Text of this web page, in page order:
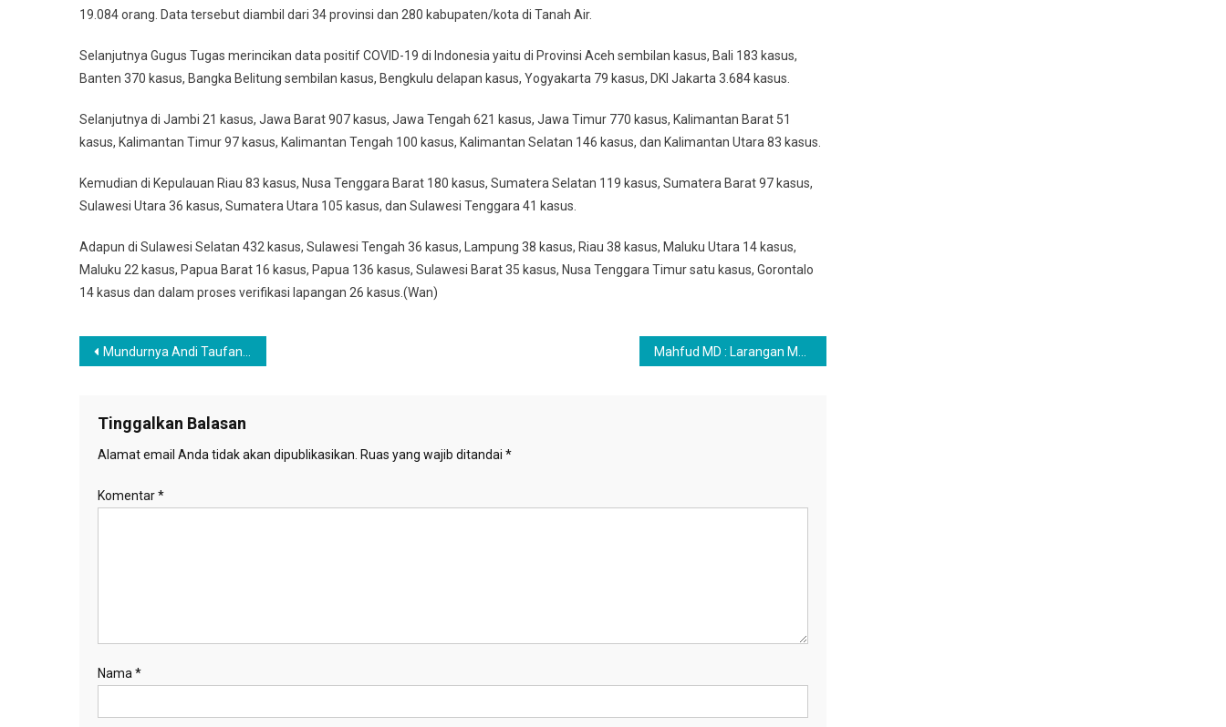
19.084 orang. Data tersebut diambil dari 34 provinsi dan 280 kabupaten/kota di Tanah Air.
Selanjutnya Gugus Tugas merincikan data positif COVID-19 di Indonesia yaitu di Provinsi Aceh sembilan kasus, Bali 183 kasus,
Banten 370 kasus, Bangka Belitung sembilan kasus, Bengkulu delapan kasus, Yogyakarta 79 kasus, DKI Jakarta 3.684 kasus.
Selanjutnya di Jambi 21 kasus, Jawa Barat 907 kasus, Jawa Tengah 621 kasus, Jawa Timur 770 kasus, Kalimantan Barat 51
kasus, Kalimantan Timur 97 kasus, Kalimantan Tengah 100 kasus, Kalimantan Selatan 146 kasus, dan Kalimantan Utara 83 kasus.
Kemudian di Kepulauan Riau 83 kasus, Nusa Tenggara Barat 180 kasus, Sumatera Selatan 119 kasus, Sumatera Barat 97 kasus,
Sulawesi Utara 36 kasus, Sumatera Utara 105 kasus, dan Sulawesi Tenggara 41 kasus.
Adapun di Sulawesi Selatan 432 kasus, Sulawesi Tengah 36 kasus, Lampung 38 kasus, Riau 38 kasus, Maluku Utara 14 kasus,
Maluku 22 kasus, Papua Barat 16 kasus, Papua 136 kasus, Sulawesi Barat 35 kasus, Nusa Tenggara Timur satu kasus, Gorontalo
14 kasus dan dalam proses verifikasi lapangan 26 kasus.(Wan)
Navigasi
Mundurnya Andi Taufan Garuda dan Adamas Belva Syah dari Staf Khusus Presiden Sejalan Tuntutan Petisi Online
Tinggalkan Balasan
Alamat email Anda tidak akan dipublikasikan. Ruas yang wajib ditandai *
Komentar*
Nama *